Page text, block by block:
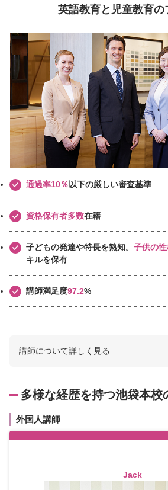
英語教育と児童教育の
通過率10％ 以下の厳しい審査基準
資格保有者多数在籍
子どもの発達や特長を熟知。 子供の
キルを保有
講師満足度97.2%
講師について詳しく見る
多様な経歴を持つ池袋本校
外国人講師
Jack